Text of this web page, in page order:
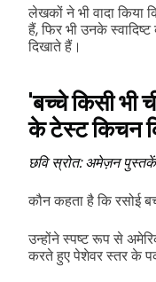
लेखकों ने भी वादा किया
हैं, फिर भी उनके
दिखाते हैं।
'बच्चे किसी भी
के टेस्ट किचन
छवि स्रोत: अमेज़न पुस्तकें
कौन कहता है कि रसोई
उन्होंने स्पष्ट रूप से
करते हुए पेशेवर स्तर के